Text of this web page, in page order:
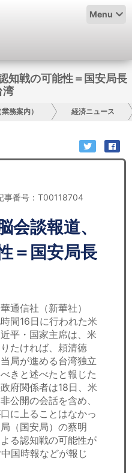
Menu
知戦の可能性＝国安局長
湾
務案内） 経済ニュース
事番号：T00118704
会談報道、
＝国安局長
通信社（新華社）
間16日に行われた米
平・国家主席は、米
たければ、頼清徳
局が進める台湾独立
きと述べたと報じた
府関係者は18日、米
公開の会話を含め、
に上ることはなかっ
（国安局）の蔡明
る認知戦の可能性が
国時報などが報じ